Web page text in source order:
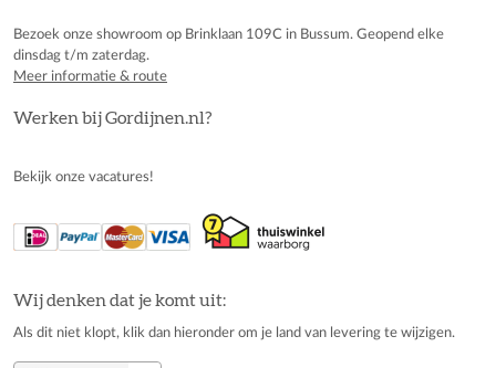
Bezoek onze showroom op Brinklaan 109C in Bussum. Geopend elke
dinsdag t/m zaterdag.
Meer informatie & route
Werken bij Gordijnen.nl?
Bekijk onze vacatures!
Wij denken dat je komt uit:
Als dit niet klopt, klik dan hieronder om je land van levering te wijzigen.